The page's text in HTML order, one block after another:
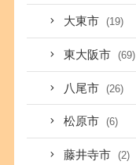
大東市 (19)
東大阪市 (69)
八尾市 (26)
松原市 (6)
藤井寺市 (2)